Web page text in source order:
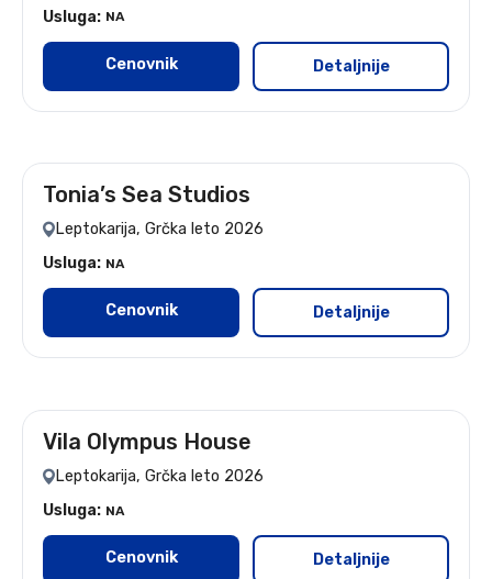
Usluga: NA
Cenovnik Detaljnije
Tonia’s Sea Studios
Leptokarija, Grčka leto 2026
Usluga: NA
Cenovnik Detaljnije
Vila Olympus House
Leptokarija, Grčka leto 2026
Usluga: NA
Cenovnik Detaljnije